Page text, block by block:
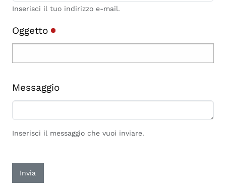
Inserisci il tuo indirizzo e-mail.
Oggetto
Messaggio
Inserisci il messaggio che vuoi inviare.
Invia